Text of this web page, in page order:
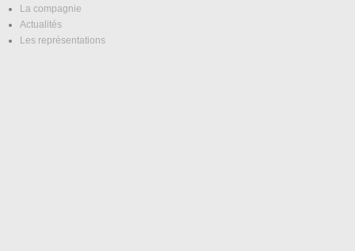
La compagnie
Actualités
Les représentations